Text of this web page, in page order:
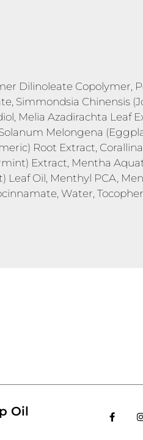
Dilinoleate Copolymer,
Simmondsia Chinensis
Melia Azadirachta Leaf
Melongena
Root Extract,
Extract, Mentha
Leaf Oil, Menthyl PCA,
Water,
Oil